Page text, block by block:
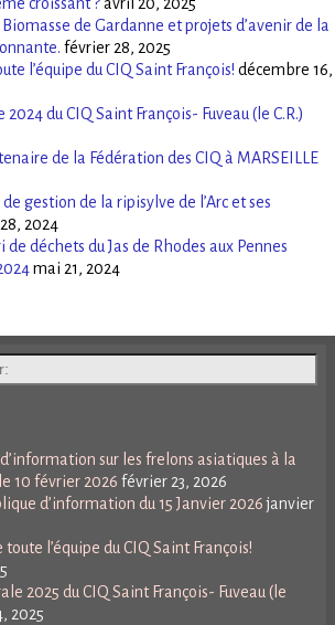
de Gardanne et projets d’avenir de la
février 28, 2025
l’équipe du CIQ Saint François! décembre 16,
du CIQ Saint François- Fuveau (le C.R.)
de la Fédération des CIQ à MARSEILLE
gestion de la ripisylve de l’Arc et ses
2024
déchets du Jas de Rhodes aux Pennes
mai 21, 2024
sur les frelons asiatiques à la
10 février 2026 février 23, 2026
d’information du 15 Janvier 2026 janvier
l’équipe du CIQ Saint François!
2025 du CIQ Saint François- Fuveau (le
2025